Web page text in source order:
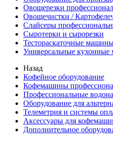
Овощерезки
Овощечистки /
Слайсеры
Сыротерки и сырорезки
Тестораскаточные
Универсальные
Назад
Кофейное оборудование
Кофемашины
Профессиональные
Оборудование для
Телеметрия и системы
Аксессуары для
Дополнительное